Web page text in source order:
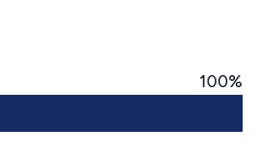
100%